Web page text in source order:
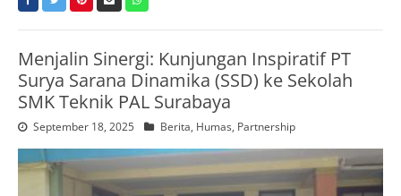
Menjalin Sinergi: Kunjungan Inspiratif PT
Surya Sarana Dinamika (SSD) ke Sekolah
SMK Teknik PAL Surabaya
September 18, 2025 Berita, Humas, Partnership